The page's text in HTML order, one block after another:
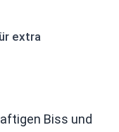
extra
Biss und